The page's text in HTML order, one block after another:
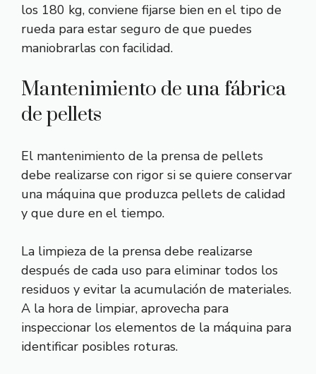
los 180 kg, conviene fijarse bien en el tipo de
rueda para estar seguro de que puedes
maniobrarlas con facilidad.
Mantenimiento de una fábrica
de pellets
El mantenimiento de la prensa de pellets
debe realizarse con rigor si se quiere conservar
una máquina que produzca pellets de calidad
y que dure en el tiempo.
La limpieza de la prensa debe realizarse
después de cada uso para eliminar todos los
residuos y evitar la acumulación de materiales.
A la hora de limpiar, aprovecha para
inspeccionar los elementos de la máquina para
identificar posibles roturas.